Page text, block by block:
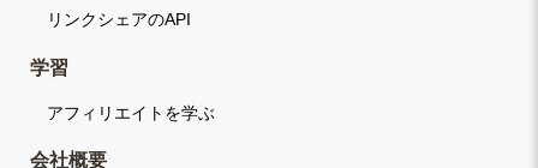
リンクシェアのAPI
学習
アフィリエイトを学ぶ
会社概要